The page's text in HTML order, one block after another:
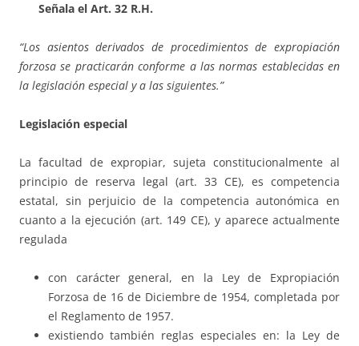
Señala el Art. 32 R.H.
“Los asientos derivados de procedimientos de expropiación
forzosa se practicarán conforme a las normas establecidas en
la legislación especial y a las siguientes.”
Legislación especial
La facultad de expropiar, sujeta constitucionalmente al
principio de reserva legal (art. 33 CE), es competencia
estatal, sin perjuicio de la competencia autonómica en
cuanto a la ejecución (art. 149 CE), y aparece actualmente
regulada
con carácter general, en la Ley de Expropiación
Forzosa de 16 de Diciembre de 1954, completada por
el Reglamento de 1957.
existiendo también reglas especiales en: la Ley de